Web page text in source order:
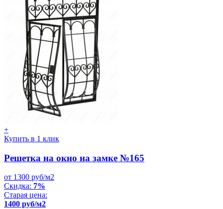
+
Купить в 1 клик
Решетка на окно на замке №165
от 1300 руб/м2
Скидка: 7%
Старая цена:
1400 руб/м2